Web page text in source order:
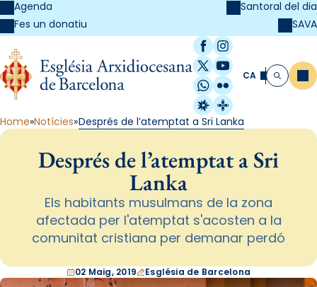
Agenda
Fes un donatiu
Santoral del dia
SAVA
Facebook
Instagram
X / Twitter
YouTube
WhatsApp
Flickr
Radio Estel
Catalunya
CA Cerca
Home Notícies Després de l’atemptat a Sri Lanka
Després de l’atemptat a Sri
Lanka
Els habitants musulmans de la zona
afectada per l'atemptat s'acosten a la
comunitat cristiana per demanar perdó
02 Maig, 2019 Església de Barcelona